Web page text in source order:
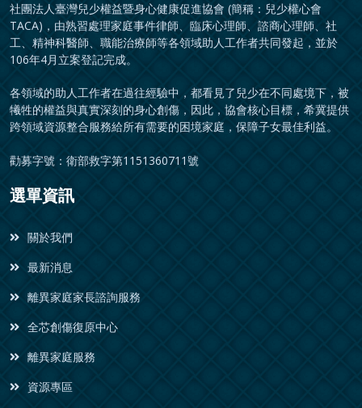
社團法人臺灣兒少權益暨身心健康促進協會 (簡稱：兒少權心會
TACA)，由熟習處理家庭事件律師、臨床心理師、諮商心理師、社
工、精神科醫師、職能治療師等各領域助人工作者共同發起，並於
106年4月立案登記完成。
各領域的助人工作者在過往經驗中，都看見了兒少在不同處境下，被
犧牲的權益與真實深刻的身心創傷，因此，協會核心目標，希冀提供
跨領域資源整合服務給所有需要的困境家庭，保障子女最佳利益。
勸募字號：衛部救字第1151360711號
選單資訊
關於我們
最新消息
離異家庭家長諮詢服務
全芯創傷復原中心
離異家庭服務
資源專區